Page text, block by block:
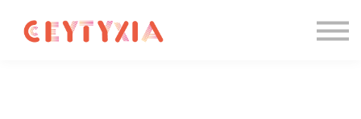
Formations IA